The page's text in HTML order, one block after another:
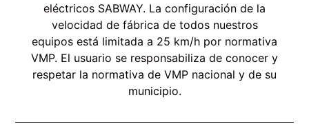
eléctricos SABWAY. La configuración de la
velocidad de fábrica de todos nuestros
equipos está limitada a 25 km/h por normativa
VMP. El usuario se responsabiliza de conocer y
respetar la normativa de VMP nacional y de su
municipio.